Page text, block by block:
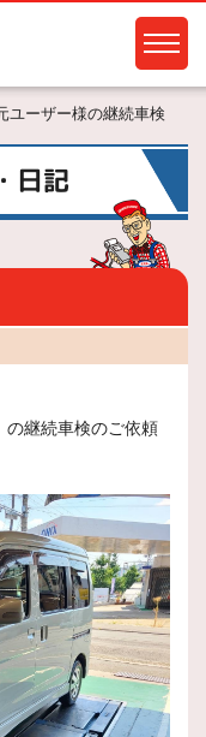
ユーザー様の継続車検
日記
の継続車検のご依頼